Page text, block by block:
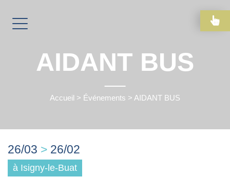
AIDANT BUS
Accueil > Événements > AIDANT BUS
26/03 > 26/02
à Isigny-le-Buat